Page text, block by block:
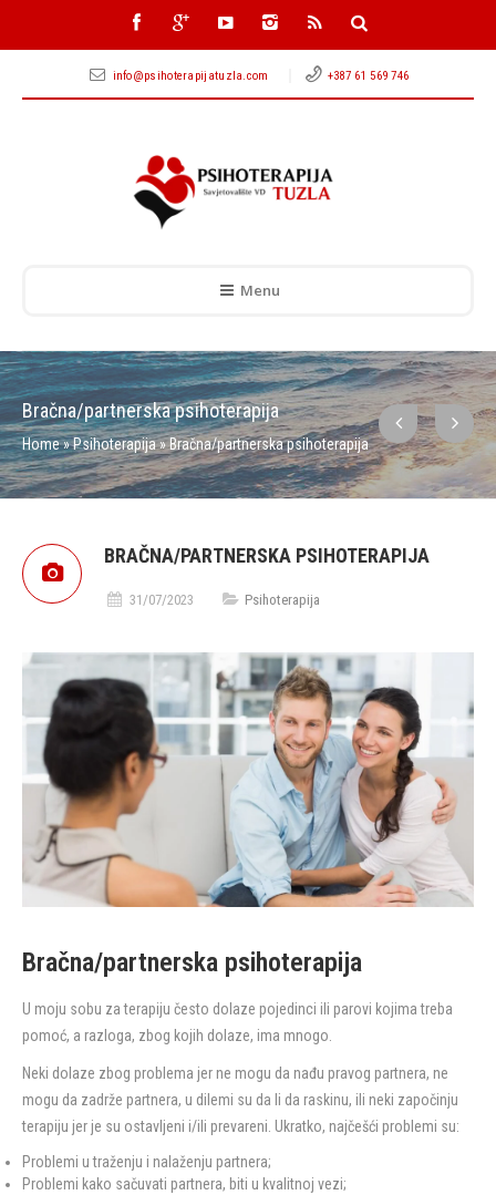
info@psihoterapijatuzla.com +387 61 569 746
Menu
Bračna/partnerska psihoterapija
Home»Psihoterapija»Bračna/partnerska psihoterapija
BRAČNA/PARTNERSKA PSIHOTERAPIJA
31/07/2023 Psihoterapija
Bračna/partnerska psihoterapija
U moju sobu za terapiju često dolaze pojedinci ili parovi kojima treba
pomoć, a razloga, zbog kojih dolaze, ima mnogo.
Neki dolaze zbog problema jer ne mogu da nađu pravog partnera, ne
mogu da zadrže partnera, u dilemi su da li da raskinu, ili neki započinju
terapiju jer je su ostavljeni i/ili prevareni. Ukratko, najčešći problemi su:
Problemi u traženju i nalaženju partnera;
Problemi kako sačuvati partnera, biti u kvalitnoj vezi;